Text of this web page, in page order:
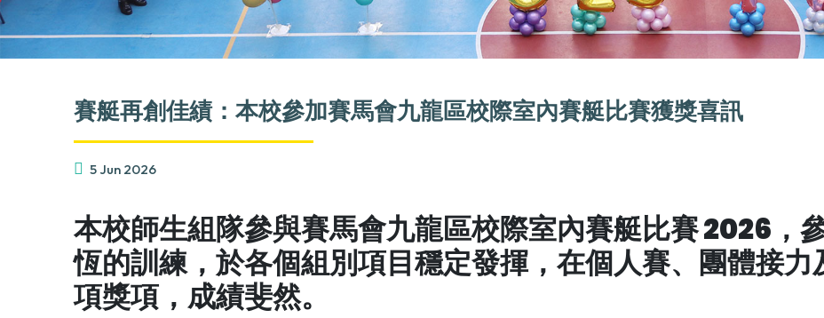
賽艇再創佳績：本校參加賽馬會九龍區校際室內賽艇比賽獲獎喜訊
5 Jun 2026
本校師生組隊參與賽馬會九龍區校際室內賽艇比賽 2026，
恆的訓練，於各個組別項目穩定發揮，在個人賽、團體接
項獎項，成績斐然。